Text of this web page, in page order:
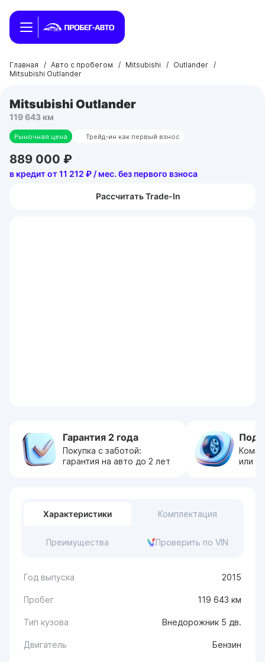
Главная / Авто с пробегом / Mitsubishi / Outlander /
Mitsubishi Outlander
Mitsubishi Outlander
119 643 км
Рыночная цена Трейд-ин как первый взнос
889 000 ₽
в кредит от 11 212 ₽ / мес. без первого взноса
Рассчитать Trade-In
Гарантия 2 года
Покупка с заботой:
гарантия на авто до 2 лет
или
Характеристики Комплектация
Преимущества Проверить по VIN
Год выпуска 2015
Пробег 119 643 км
Тип кузова Внедорожник 5 дв.
Двигатель Бензин